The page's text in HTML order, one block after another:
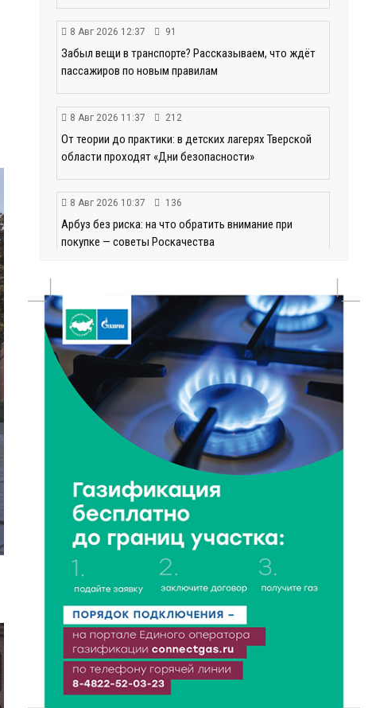
8 Авг 2026 12:37 91
Забыл вещи в транспорте? Рассказываем, что ждёт
пассажиров по новым правилам
8 Авг 2026 11:37 212
От теории до практики: в детских лагерях Тверской
области проходят «Дни безопасности»
8 Авг 2026 10:37 136
Арбуз без риска: на что обратить внимание при
покупке — советы Роскачества
«Эстафету чемпионов» провели на площади
Оленинского Дома культуры
8 Авг 2026 07:58 221
В Нелидово открылся бассейн
8 Авг 2026 05:02 222
В Тверской области провели Арбузный книжный
день
В Тверской области стартовала четвертая смена:
инспекторы ГИБДД напомнили школьникам
правила безопасности в автобусах
7 Авг 2026 22:32 316
Сотрудники УФСИН по Тверской области
поддержали Всероссийскую акцию ко Дню
физкультурника